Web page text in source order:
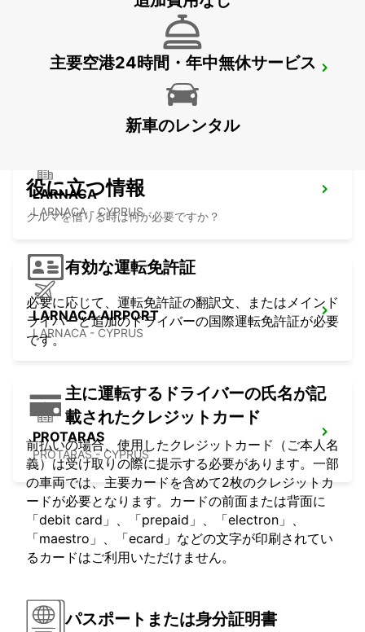
NICOSIA
LARNACA
LARNACA - CYPRUS
LARNACA AIRPORT
LARNACA - CYPRUS
PROTARAS
PROTARAS - CYPRUS
主要空港24時間・年中無休サービス
新車のレンタル
役に立つ情報
クルマを借りる時は何が必要ですか？
有効な運転免許証
必要に応じて、運転免許証の翻訳文、またはメインド
ライバーと追加のドライバーの国際運転免許証が必要
です。
主に運転するドライバーの氏名が記
載されたクレジットカード
前払いの場合、使用したクレジットカード（ご本人名
義）は受け取りの際に提示する必要があります。一部
の車両では、主要カードを含めて2枚のクレジットカ
ードが必要となります。カードの前面または背面に
「debit card」、「prepaid」、「electron」、
「maestro」、「ecard」などの文字が印刷されてい
るカードはご利用いただけません。
パスポートまたは身分証明書